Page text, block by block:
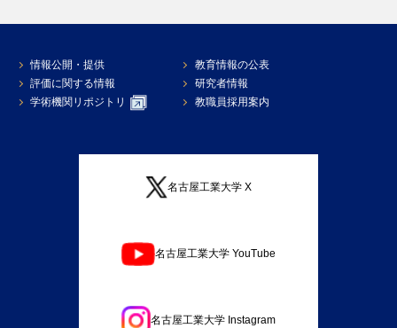
情報公開・提供
教育情報の公表
評価に関する情報
研究者情報
学術機関リポジトリ
教職員採用案内
名古屋工業大学 X
名古屋工業大学 YouTube
名古屋工業大学 Instagram